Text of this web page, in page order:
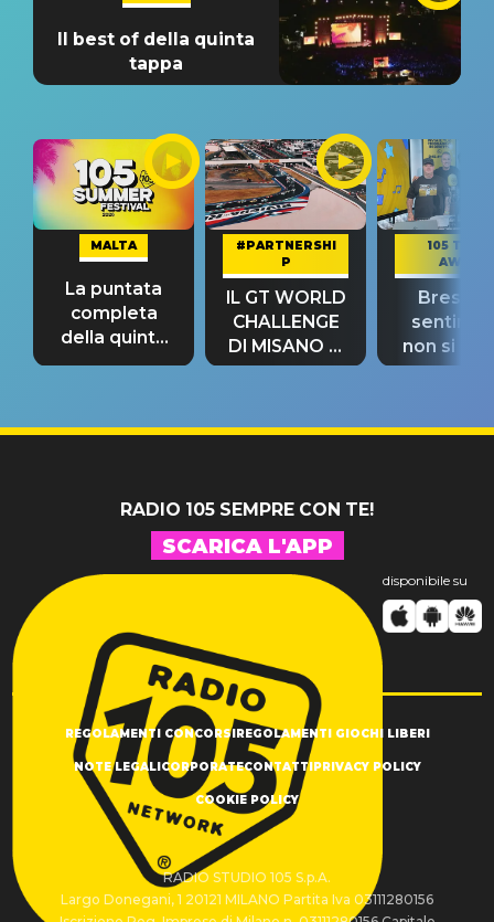
Il best of della quinta
tappa
MALTA
La puntata
completa
della quinta
tappa
#PARTNERSHI
P
IL GT WORLD
CHALLENGE
DI MISANO si
riconferma
105 TAKE
AWAY
Bresh:
non si
fino alla
RADIO 105 SEMPRE CON TE!
SCARICA L'APP
disponibile su
REGOLAMENTI CONCORSIREGOLAMENTI GIOCHI LIBERI
NOTE LEGALICORPORATECONTATTIPRIVACY POLICY
COOKIE POLICY
RADIO STUDIO 105 S.p.A.
Largo Donegani, 1 20121 MILANO Partita Iva 03111280156